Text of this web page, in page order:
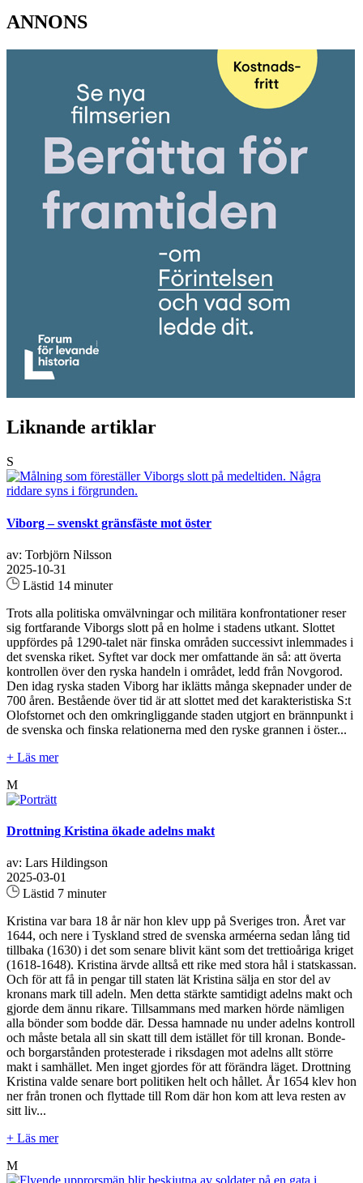
ANNONS
Liknande artiklar
S
Viborg – svenskt gränsfäste mot öster
av: Torbjörn Nilsson
2025-10-31
Lästid 14 minuter
Trots alla politiska omvälvningar och militära konfrontationer reser
sig fortfarande Viborgs slott på en holme i stadens utkant. Slottet
uppfördes på 1290-talet när finska områden successivt inlemmades i
det svenska riket. Syftet var dock mer omfattande än så: att överta
kontrollen över den ryska handeln i området, ledd från Novgorod.
Den idag ryska staden Viborg har iklätts många skepnader under de
700 åren. Bestående över tid är att slottet med det karakteristiska S:t
Olofstornet och den omkringliggande staden utgjort en brännpunkt i
de svenska och finska relationerna med den ryske grannen i öster...
+ Läs mer
M
Drottning Kristina ökade adelns makt
av: Lars Hildingson
2025-03-01
Lästid 7 minuter
Kristina var bara 18 år när hon klev upp på Sveriges tron. Året var
1644, och nere i Tyskland stred de svenska arméerna sedan lång tid
tillbaka (1630) i det som senare blivit känt som det trettioåriga kriget
(1618-1648). Kristina ärvde alltså ett rike med stora hål i statskassan.
Och för att få in pengar till staten lät Kristina sälja en stor del av
kronans mark till adeln. Men detta stärkte samtidigt adelns makt och
gjorde dem ännu rikare. Tillsammans med marken hörde nämligen
alla bönder som bodde där. Dessa hamnade nu under adelns kontroll
och måste betala all sin skatt till dem istället för till kronan. Bonde-
och borgarstånden protesterade i riksdagen mot adelns allt större
makt i samhället. Men inget gjordes för att förändra läget. Drottning
Kristina valde senare bort politiken helt och hållet. År 1654 klev hon
ner från tronen och flyttade till Rom där hon kom att leva resten av
sitt liv...
+ Läs mer
M